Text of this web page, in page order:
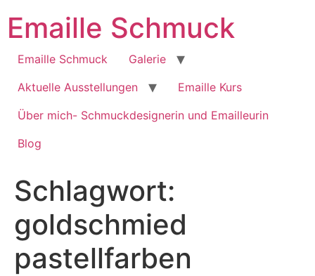
Inhalt
springen
Emaille Schmuck
Emaille Schmuck
Galerie
Aktuelle Ausstellungen
Emaille Kurs
Über mich- Schmuckdesignerin und Emailleurin
Blog
Schlagwort:
goldschmied
pastellfarben